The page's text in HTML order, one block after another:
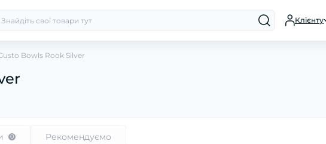
Клієнту
Bowls Rook Silver
0 Рекомендуємо